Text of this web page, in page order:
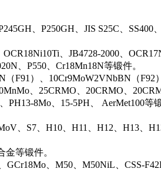
、P250GH、JIS S25C、SS400
、JB4728-2000、
、P550、Cr18Mn18N等锻件。
F91）、10Cr9MoW2VNbBN（F92
、25CRMO、20CRMO、
8Mo、15-5PH、 AerMet100等
、S7、H10、H11、H12、H13、
金等锻件。
、M50、M50NiL、CSS-